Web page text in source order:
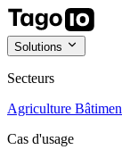
Solutions
Secteurs
Agriculture
Cas d'usage